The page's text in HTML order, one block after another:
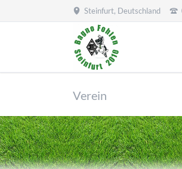
Steinfurt, Deutschland
Verein